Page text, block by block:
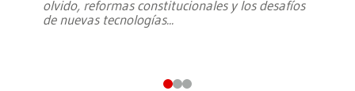
olvido, reformas constitucionales y los desafíos
de nuevas tecnologías...